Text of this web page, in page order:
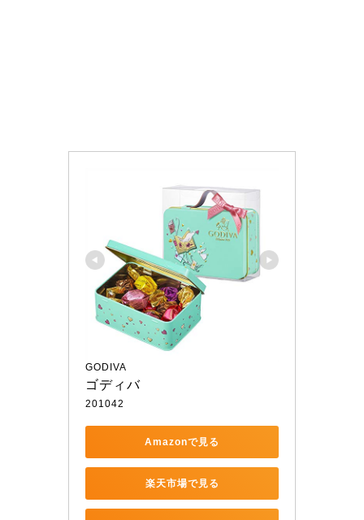
GODIVA
ゴディバ
201042
Amazonで見る
楽天市場で見る